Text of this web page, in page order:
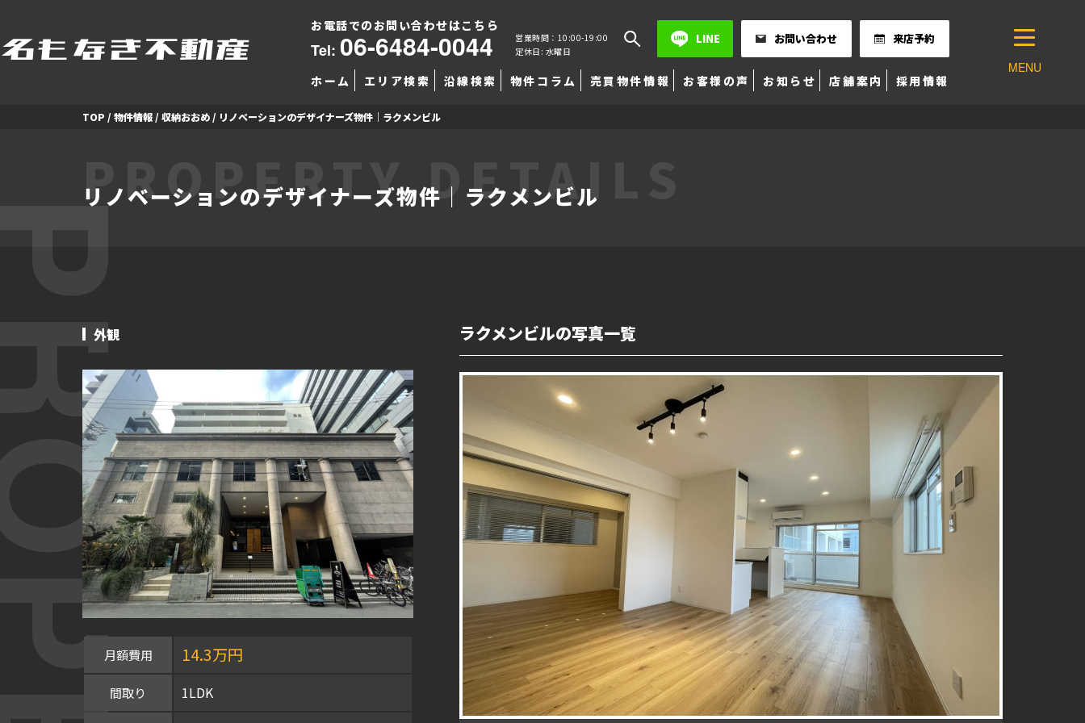
お電話でのお問い合わせはこちら
Tel: 06-6484-0044
営業時間：10:00-19:00
定休日: 水曜日
LINE お問い合わせ 来店予約
ホーム エリア検索 沿線検索 物件コラム 売買物件情報 お客様の声 お知らせ 店舗案内 採用情報
MENU
TOP / 物件情報 / 収納おおめ / リノベーションのデザイナーズ物件｜ラクメンビル
PROPERTY DETAILS
リノベーションのデザイナーズ物件｜ラクメンビル
外観
月額費用 14.3万円
間取り 1LDK
ラクメンビルの写真一覧